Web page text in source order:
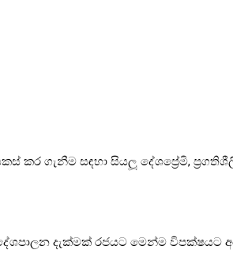
කර ගැනීම සඳහා සියලූ‍ දේශප්‍රේමි,
දැක්මක් රජයට මෙන්ම